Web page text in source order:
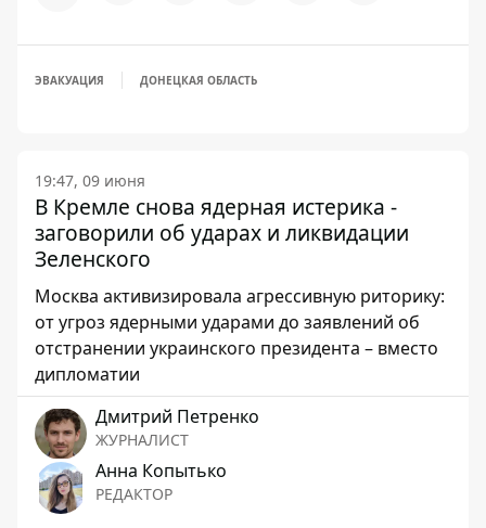
ЭВАКУАЦИЯ ДОНЕЦКАЯ ОБЛАСТЬ
19:47, 09 июня
В Кремле снова ядерная истерика -
заговорили об ударах и ликвидации
Зеленского
Москва активизировала агрессивную риторику:
от угроз ядерными ударами до заявлений об
отстранении украинского президента – вместо
дипломатии
Дмитрий Петренко
ЖУРНАЛИСТ
Анна Копытько
РЕДАКТОР